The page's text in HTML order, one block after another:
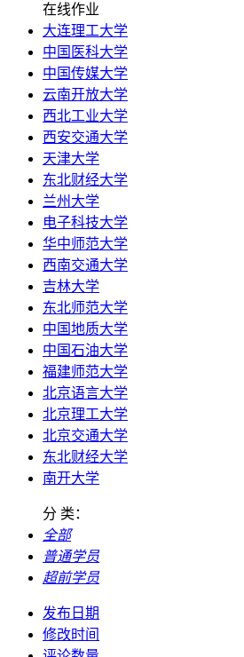
在线作业
大连理工大学
中国医科大学
中国传媒大学
云南开放大学
西北工业大学
西安交通大学
天津大学
东北财经大学
兰州大学
电子科技大学
华中师范大学
西南交通大学
吉林大学
东北师范大学
中国地质大学
中国石油大学
福建师范大学
北京语言大学
北京理工大学
北京交通大学
东北财经大学
南开大学
分 类：
全部
普通学员
超前学员
发布日期
修改时间